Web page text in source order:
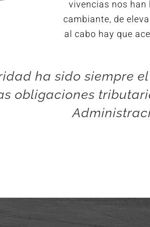
vivencias nos han
cambiante, de
al cabo hay que
ha sido siempre
obligaciones